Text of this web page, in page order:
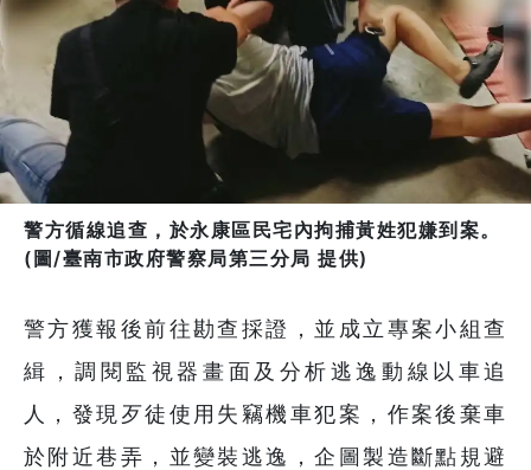
警方循線追查，於永康區民宅內拘捕黃姓犯嫌到案。
(圖/臺南市政府警察局第三分局 提供)
警方獲報後前往勘查採證，並成立專案小組查
緝，調閱監視器畫面及分析逃逸動線以車追
人，發現歹徒使用失竊機車犯案，作案後棄車
於附近巷弄，並變裝逃逸，企圖製造斷點規避